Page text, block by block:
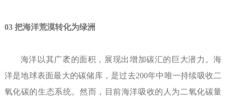
03 把海洋荒漠转化为绿洲
海洋以其广袤的面积，展现出增加碳汇的巨大潜力。海
洋是地球表面最大的碳储库，是过去200年中唯一持续吸收二
氧化碳的生态系统。然而，目前海洋吸收的人为二氧化碳量